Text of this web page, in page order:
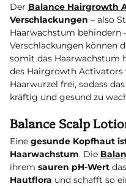
Der Balance Hairgrowth
Verschlackungen – also
Haarwachstum behindern
Verschlackungen können
somit das Haarwachstum
des Hairgrowth Activators
Haarwurzel frei, sodass
kräftig und gesund zu
Balance Scalp
Eine gesunde Kopfhaut
Haarwachstum. Die
ihrem sauren pH-Wert
Hautflora und schafft so